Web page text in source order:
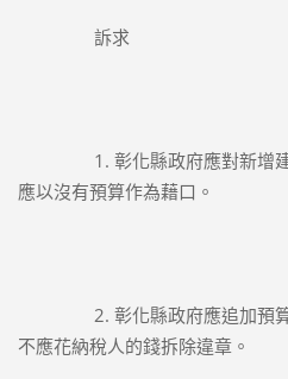
		訴求
應以沒有預算作為藉口。
不應花納稅人的錢拆除違章。